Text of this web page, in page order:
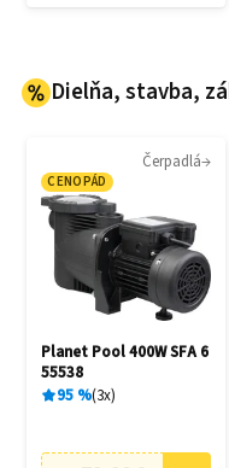
Dielňa, stavba,
Čerpadlá
CENOPÁD
Planet Pool 400W SFA 6
55538
95% 3x